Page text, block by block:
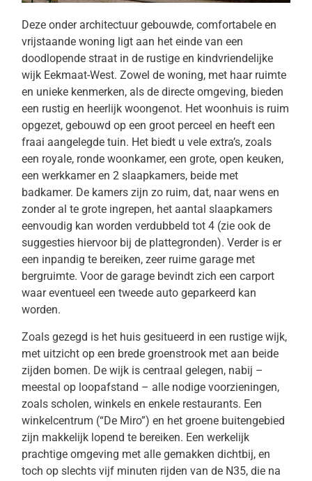
Deze onder architectuur gebouwde, comfortabele en
vrijstaande woning ligt aan het einde van een
doodlopende straat in de rustige en kindvriendelijke
wijk Eekmaat-West. Zowel de woning, met haar ruimte
en unieke kenmerken, als de directe omgeving, bieden
een rustig en heerlijk woongenot. Het woonhuis is ruim
opgezet, gebouwd op een groot perceel en heeft een
fraai aangelegde tuin. Het biedt u vele extra’s, zoals
een royale, ronde woonkamer, een grote, open keuken,
een werkkamer en 2 slaapkamers, beide met
badkamer. De kamers zijn zo ruim, dat, naar wens en
zonder al te grote ingrepen, het aantal slaapkamers
eenvoudig kan worden verdubbeld tot 4 (zie ook de
suggesties hiervoor bij de plattegronden). Verder is er
een inpandig te bereiken, zeer ruime garage met
bergruimte. Voor de garage bevindt zich een carport
waar eventueel een tweede auto geparkeerd kan
worden.
Zoals gezegd is het huis gesitueerd in een rustige wijk,
met uitzicht op een brede groenstrook met aan beide
zijden bomen. De wijk is centraal gelegen, nabij –
meestal op loopafstand – alle nodige voorzieningen,
zoals scholen, winkels en enkele restaurants. Een
winkelcentrum (“De Miro”) en het groene buitengebied
zijn makkelijk lopend te bereiken. Een werkelijk
prachtige omgeving met alle gemakken dichtbij, en
toch op slechts vijf minuten rijden van de N35, die na